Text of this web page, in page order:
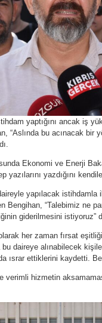
yaptığını ancak iş
“Aslında bu acınacak bir
Ekonomi ve Enerji
yazılarını yazdığını
yapılacak
Bengihan, “Talebimiz ne
giderilmesini istiyoruz”
her zaman fırsat
daireye alınabilecek
ısrar ettiklerini kaydetti.
verimli hizmetin